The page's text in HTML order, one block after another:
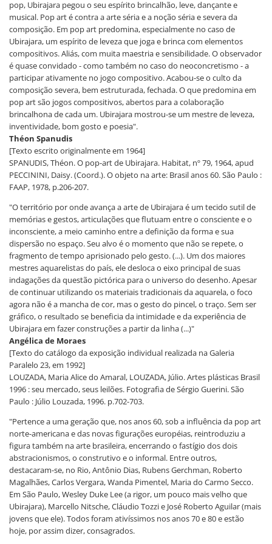
pop, Ubirajara pegou o seu espírito brincalhão, leve, dançante e
musical. Pop art é contra a arte séria e a noção séria e severa da
composição. Em pop art predomina, especialmente no caso de
Ubirajara, um espírito de leveza que joga e brinca com elementos
compositivos. Aliás, com muita maestria e sensibilidade. O observador
é quase convidado - como também no caso do neoconcretismo - a
participar ativamente no jogo compositivo. Acabou-se o culto da
composição severa, bem estruturada, fechada. O que predomina em
pop art são jogos compositivos, abertos para a colaboração
brincalhona de cada um. Ubirajara mostrou-se um mestre de leveza,
inventividade, bom gosto e poesia".
Théon Spanudis
[Texto escrito originalmente em 1964]
SPANUDIS, Théon. O pop-art de Ubirajara. Habitat, nº 79, 1964, apud
PECCININI, Daisy. (Coord.). O objeto na arte: Brasil anos 60. São Paulo :
FAAP, 1978, p.206-207.
"O território por onde avança a arte de Ubirajara é um tecido sutil de
memórias e gestos, articulações que flutuam entre o consciente e o
inconsciente, a meio caminho entre a definição da forma e sua
dispersão no espaço. Seu alvo é o momento que não se repete, o
fragmento de tempo aprisionado pelo gesto. (...). Um dos maiores
mestres aquarelistas do país, ele desloca o eixo principal de suas
indagações da questão pictórica para o universo do desenho. Apesar
de continuar utilizando os materiais tradicionais da aquarela, o foco
agora não é a mancha de cor, mas o gesto do pincel, o traço. Sem ser
gráfico, o resultado se beneficia da intimidade e da experiência de
Ubirajara em fazer construções a partir da linha (...)"
Angélica de Moraes
[Texto do catálogo da exposição individual realizada na Galeria
Paralelo 23, em 1992]
LOUZADA, Maria Alice do Amaral, LOUZADA, Júlio. Artes plásticas Brasil
1996 : seu mercado, seus leilões. Fotografia de Sérgio Guerini. São
Paulo : Júlio Louzada, 1996. p.702-703.
"Pertence a uma geração que, nos anos 60, sob a influência da pop art
norte-americana e das novas figurações européias, reintroduziu a
figura também na arte brasileira, encerrando o fastígio dos dois
abstracionismos, o construtivo e o informal. Entre outros,
destacaram-se, no Rio, Antônio Dias, Rubens Gerchman, Roberto
Magalhães, Carlos Vergara, Wanda Pimentel, Maria do Carmo Secco.
Em São Paulo, Wesley Duke Lee (a rigor, um pouco mais velho que
Ubirajara), Marcello Nitsche, Cláudio Tozzi e José Roberto Aguilar (mais
jovens que ele). Todos foram ativíssimos nos anos 70 e 80 e estão
hoje, por assim dizer, consagrados.